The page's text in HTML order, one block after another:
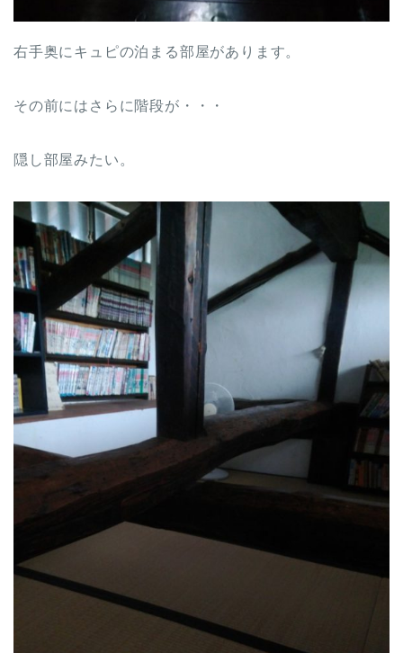
右手奥にキュピの泊まる部屋があります。
その前にはさらに階段が・・・
隠し部屋みたい。